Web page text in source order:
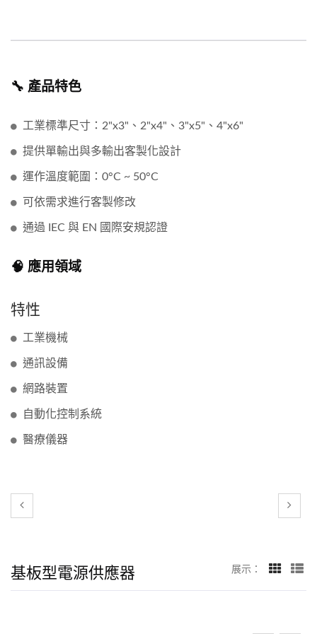
🔧 產品特色
工業標準尺寸：2"x3"、2"x4"、3"x5"、4"x6"
提供單輸出與多輸出客製化設計
運作溫度範圍：0°C ~ 50°C
可依需求進行客製修改
通過 IEC 與 EN 國際安規認證
🧠 應用領域
特性
工業機械
通訊設備
網路裝置
自動化控制系統
醫療儀器
基板型電源供應器 展示：